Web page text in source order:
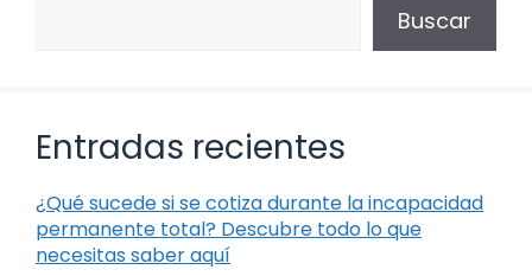
Buscar
Entradas recientes
¿Qué sucede si se cotiza durante la incapacidad
permanente total? Descubre todo lo que
necesitas saber aquí